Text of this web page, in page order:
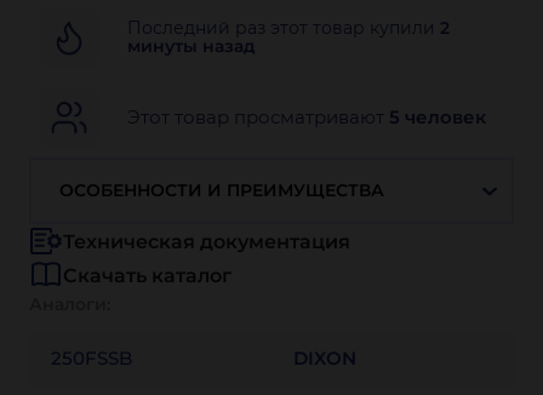
Последний раз этот товар купили 2
минуты назад
Этот товар просматривают 5 человек
ОСОБЕННОСТИ И ПРЕИМУЩЕСТВА
Техническая документация
Скачать каталог
250FSSB DIXON